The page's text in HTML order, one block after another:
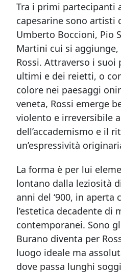
Tra i primi partecipanti
capesarine sono artisti
Umberto Boccioni, Pio
Martini cui si aggiunge,
Rossi. Attraverso i
ultimi e dei reietti, o
colore nei paesaggi
veneta, Rossi emerge
violento e irreversibile
dell’accademismo e il
un’espressività
La forma è per lui
lontano dalla leziosità
anni del ‘900, in aperta
l’estetica decadente di
contemporanei. Sono
Burano diventa per
luogo ideale ma
dove passa lunghi